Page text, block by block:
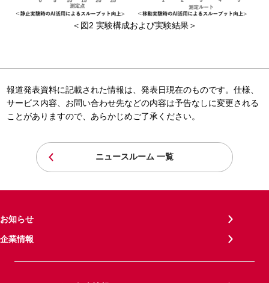
＜図2 実験構成および実験結果＞
報道発表資料に記載された情報は、発表日現在のものです。仕様、
サービス内容、お問い合わせ先などの内容は予告なしに変更される
ことがありますので、あらかじめご了承ください。
ニュースルーム 一覧
お知らせ
企業情報